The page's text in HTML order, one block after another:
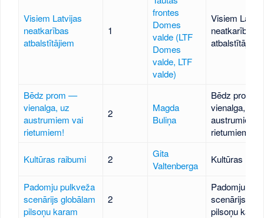
Visiem Latvijas
neatkarības
atbalstītājiem
1
frontes
Domes
valde (LTF
Domes
valde, LTF
valde)
Visiem
neatkarības
atbalstītājiem
Bēdz prom —
vienalga, uz
austrumiem vai
rietumiem!
2
Magda
Buliņa
Bēdz prom —
vienalga, uz
austrumiem
rietumiem!
Kultūras raibumi 2
Gita
Valtenberga
Kultūras
Padomju pulkveža
scenārijs globālam
pilsoņu karam
2
Padomju
scenārijs
pilsoņu